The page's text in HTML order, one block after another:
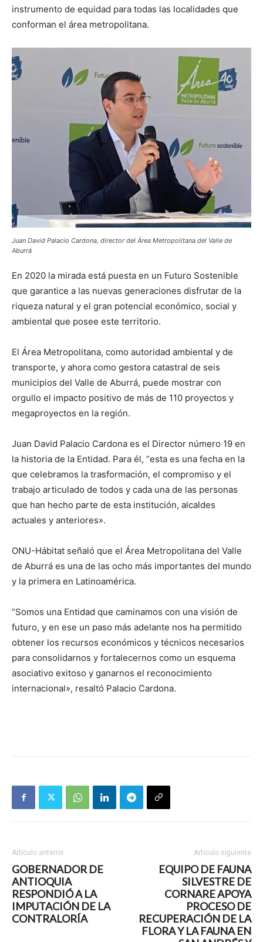
instrumento de equidad para todas las localidades que
conforman el área metropolitana.
Juan David Palacio Cardona, director del Área Metropolitana del Valle de
Aburrá
En 2020 la mirada está puesta en un Futuro Sostenible
que garantice a las nuevas generaciones disfrutar de la
riqueza natural y el gran potencial económico, social y
ambiental que posee este territorio.
El Área Metropolitana, como autoridad ambiental y de
transporte, y ahora como gestora catastral de seis
municipios del Valle de Aburrá, puede mostrar con
orgullo el impacto positivo de más de 110 proyectos y
megaproyectos en la región.
Juan David Palacio Cardona es el Director número 19 en
la historia de la Entidad. Para él, “esta es una fecha en la
que celebramos la trasformación, el compromiso y el
trabajo articulado de todos y cada una de las personas
que han hecho parte de esta institución, alcaldes
actuales y anteriores».
ONU-Hábitat señaló que el Área Metropolitana del Valle
de Aburrá es una de las ocho más importantes del mundo
y la primera en Latinoamérica.
“Somos una Entidad que caminamos con una visión de
futuro, y en ese un paso más adelante nos ha permitido
obtener los recursos económicos y técnicos necesarios
para consolidarnos y fortalecernos como un esquema
asociativo exitoso y ganarnos el reconocimiento
internacional», resaltó Palacio Cardona.
Artículo anterior
GOBERNADOR DE
ANTIOQUIA
RESPONDIÓ A LA
IMPUTACIÓN DE LA
CONTRALORÍA
Artículo siguiente
EQUIPO DE FAUNA
SILVESTRE DE
CORNARE APOYA
PROCESO DE
RECUPERACIÓN DE LA
FLORA Y LA FAUNA EN